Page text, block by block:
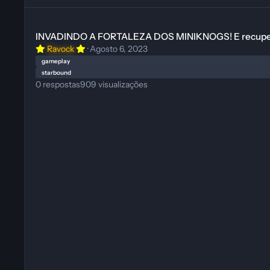
INVADINDO A FORTALEZA DOS MINIKNOGS! E
Ravock ·Agosto 6, 2023
gameplay
starbound
0 respostas909 visualizações